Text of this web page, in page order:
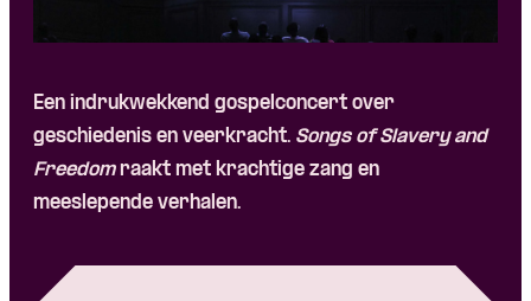
Een indrukwekkend gospelconcert over
geschiedenis en veerkracht. Songs of Slavery and
Freedomraakt met krachtige zang en
meeslepende verhalen.